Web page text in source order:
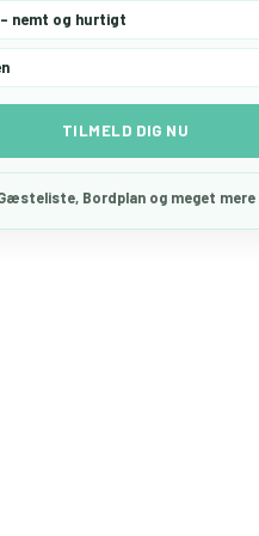
nemt og hurtigt
TILMELD DIG NU
Bordplan og meget